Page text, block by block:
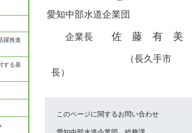
躍推進
する基
愛知中部水道企業団
企業長 佐 藤 有 美
（長久手市
長）
このページに関するお問い合わせ